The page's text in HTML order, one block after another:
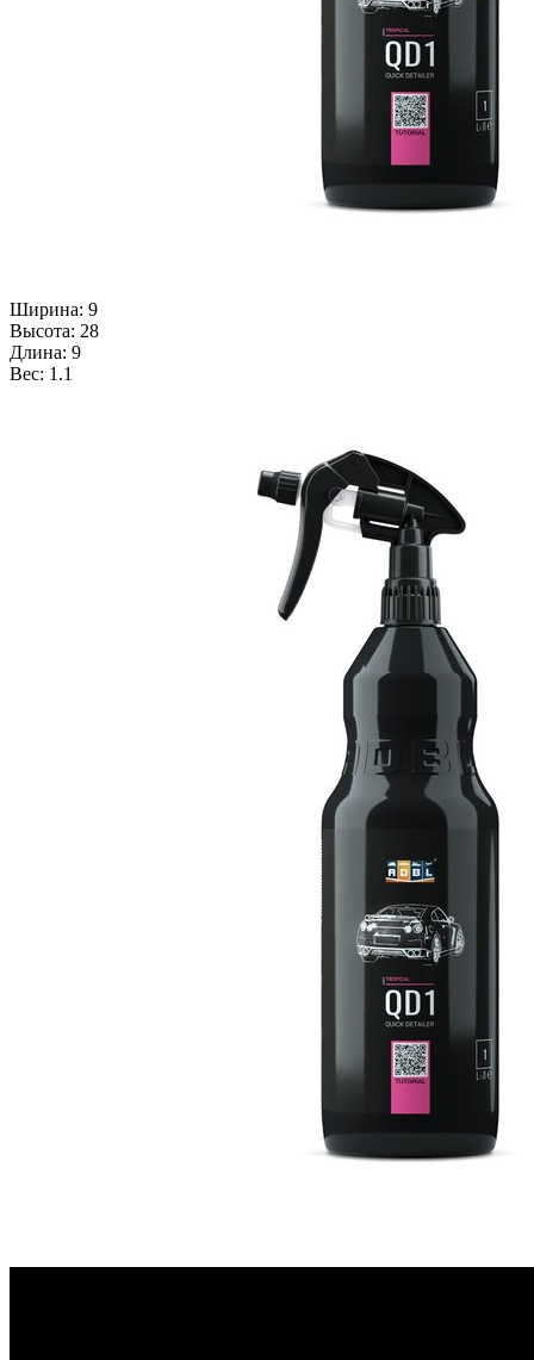
Ширина: 9
Высота: 28
Длина: 9
Вес: 1.1